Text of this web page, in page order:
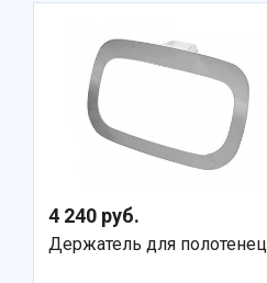
4 240 руб.
Держатель для полотенец